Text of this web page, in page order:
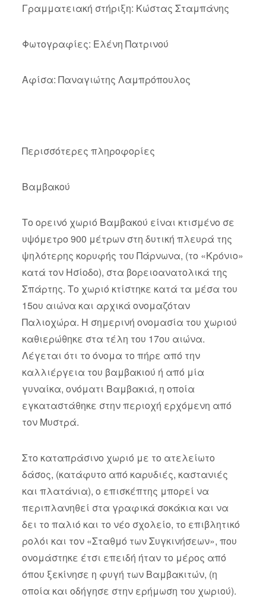
Γραμματειακή στήριξη: Κώστας Σταμπάνης
Φωτογραφίες: Ελένη Πατρινού
Αφίσα: Παναγιώτης Λαμπρόπουλος
Περισσότερες πληροφορίες
Βαμβακού
Το ορεινό χωριό Βαμβακού είναι κτισμένο σε
υψόμετρο 900 μέτρων στη δυτική πλευρά της
ψηλότερης κορυφής του Πάρνωνα, (το «Κρόνιο»
κατά τον Ησίοδο), στα βορειοανατολικά της
Σπάρτης. Το χωριό κτίστηκε κατά τα μέσα του
15ου αιώνα και αρχικά ονομαζόταν
Παλιοχώρα. Η σημερινή ονομασία του χωριού
καθιερώθηκε στα τέλη του 17ου αιώνα.
Λέγεται ότι το όνομα το πήρε από την
καλλιέργεια του βαμβακιού ή από μία
γυναίκα, ονόματι Βαμβακιά, η οποία
εγκαταστάθηκε στην περιοχή ερχόμενη από
τον Μυστρά.
Στο καταπράσινο χωριό με το ατελείωτο
δάσος, (κατάφυτο από καρυδιές, καστανιές
και πλατάνια), ο επισκέπτης μπορεί να
περιπλανηθεί στα γραφικά σοκάκια και να
δει το παλιό και το νέο σχολείο, το επιβλητικό
ρολόι και τον «Σταθμό των Συγκινήσεων», που
ονομάστηκε έτσι επειδή ήταν το μέρος από
όπου ξεκίνησε η φυγή των Βαμβακιτών, (η
οποία και οδήγησε στην ερήμωση του χωριού).